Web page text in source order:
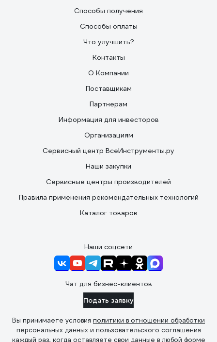
Способы получения
Способы оплаты
Что улучшить?
Контакты
О Компании
Поставщикам
Партнерам
Информация для инвесторов
Организациям
Сервисный центр ВсеИнструменты.ру
Наши закупки
Сервисные центры производителей
Правила применения рекомендательных технологий
Каталог товаров
Наши соцсети
Чат для бизнес-клиентов
Подать заявку
Вы принимаете условия политики в отношении обработки
персональных данных и пользовательского соглашения
каждый раз, когда оставляете свои данные в любой форме